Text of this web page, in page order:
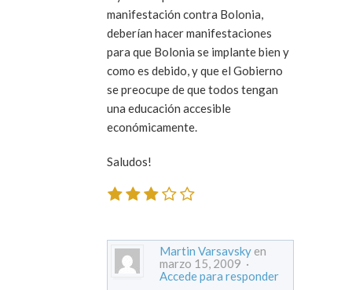
manifestación contra Bolonia,
deberían hacer manifestaciones
para que Bolonia se implante bien y
como es debido, y que el Gobierno
se preocupe de que todos tengan
una educación accesible
económicamente.
Saludos!
Martin Varsavsky en
marzo 15, 2009 ·
Accede para responder